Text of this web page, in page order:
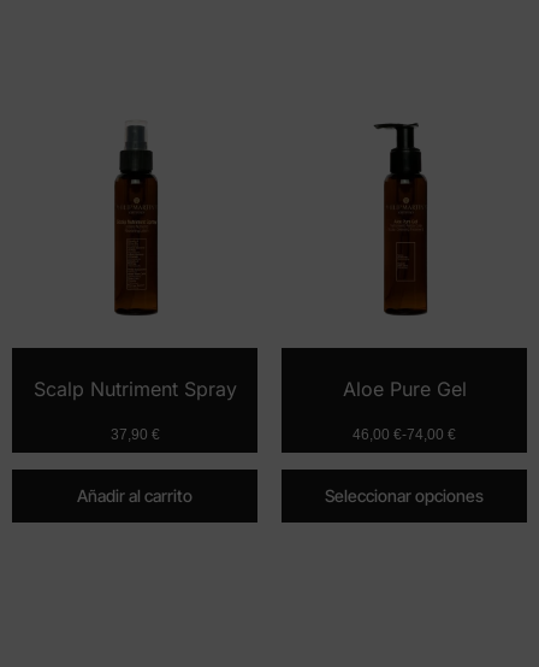
Scalp Nutriment Spray
37,90 €
Añadir al carrito
Aloe Pure Gel
46,00 €-74,00 €
Seleccionar opciones